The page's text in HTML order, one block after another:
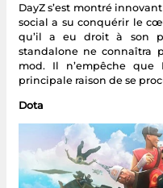
DayZ s’est montré
social a su conquérir le
qu’il a eu droit à son
standalone ne connaîtra
mod. Il n’empêche
principale raison de se
Dota